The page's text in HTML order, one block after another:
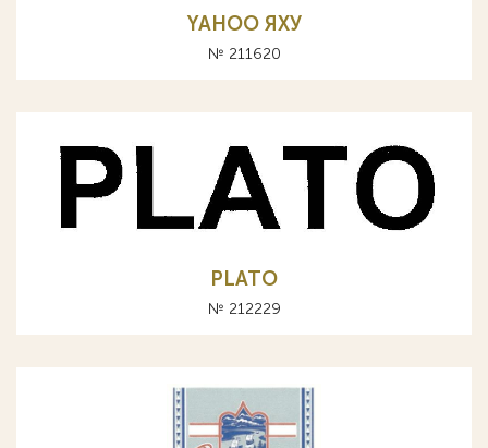
YAHOO ЯХУ
№ 211620
PLATO
№ 212229